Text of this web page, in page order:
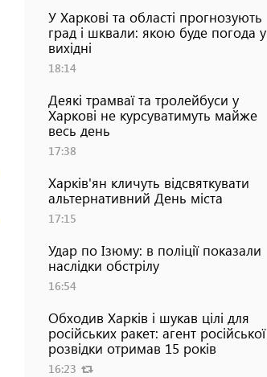
У Харкові та області прогнозують
град і шквали: якою буде погода у
вихідні
18:14
Деякі трамваї та тролейбуси у
Харкові не курсуватимуть майже
весь день
17:38
Харків'ян кличуть відсвяткувати
альтернативний День міста
17:15
Удар по Ізюму: в поліції показали
наслідки обстрілу
16:54
Обходив Харків і шукав цілі для
російських ракет: агент російської
розвідки отримав 15 років
16:23